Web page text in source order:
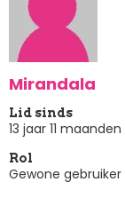
Mirandala
Lid sinds
13 jaar 11 maanden
Rol
Gewone gebruiker